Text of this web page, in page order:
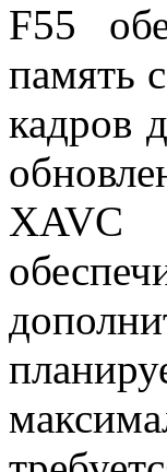
F55
память
кадров
XAVC